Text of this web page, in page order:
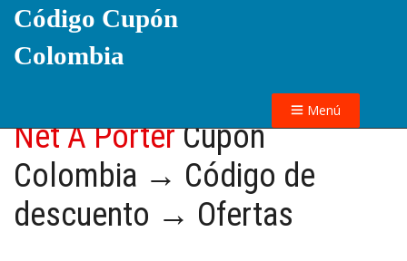
Código Cupón
Colombia
Menú
Net A PorterCupón
Colombia → Código de
descuento → Ofertas